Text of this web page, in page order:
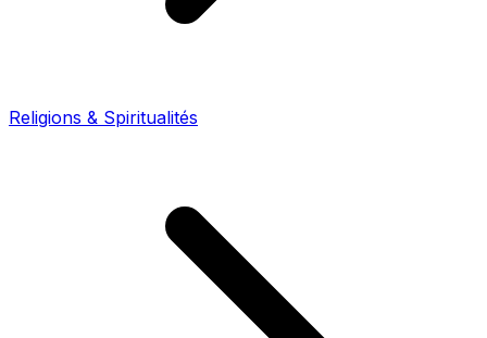
Religions & Spiritualités